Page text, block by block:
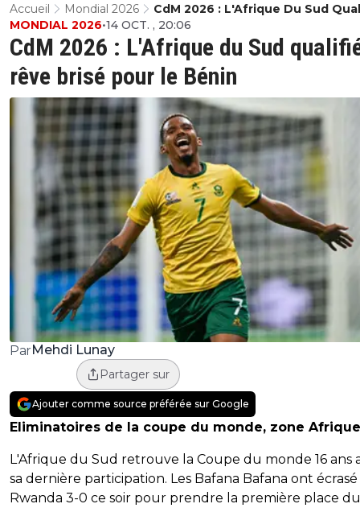
Accueil Mondial 2026
CdM 2026 : L'Afrique Du Sud
Rêve Brisé Pour Le Bénin
CdM 2026 : L'Afrique du Sud
rêve brisé pour le Bénin
MONDIAL 2026•14 OCT. , 20:06
Par Mehdi Lunay
Partager sur
Ajouter comme source préférée sur Google
Eliminatoires de la coupe du monde, zone Afrique
L'Afrique du Sud retrouve la Coupe du monde 16 ans
sa dernière participation. Les Bafana Bafana ont
Rwanda 3-0 ce soir pour prendre la première place du